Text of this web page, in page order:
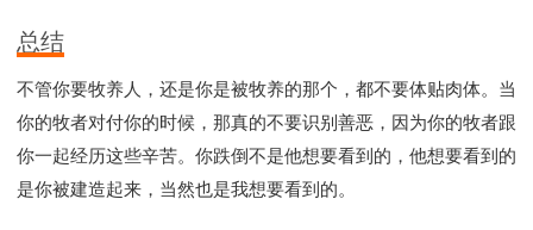
总结
不管你要牧养人，还是你是被牧养的那个，都不要体贴肉体。当
你的牧者对付你的时候，那真的不要识别善恶，因为你的牧者跟
你一起经历这些辛苦。你跌倒不是他想要看到的，他想要看到的
是你被建造起来，当然也是我想要看到的。